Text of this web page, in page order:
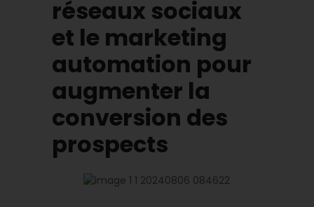
réseaux sociaux
et le marketing
automation pour
augmenter la
conversion des
prospects